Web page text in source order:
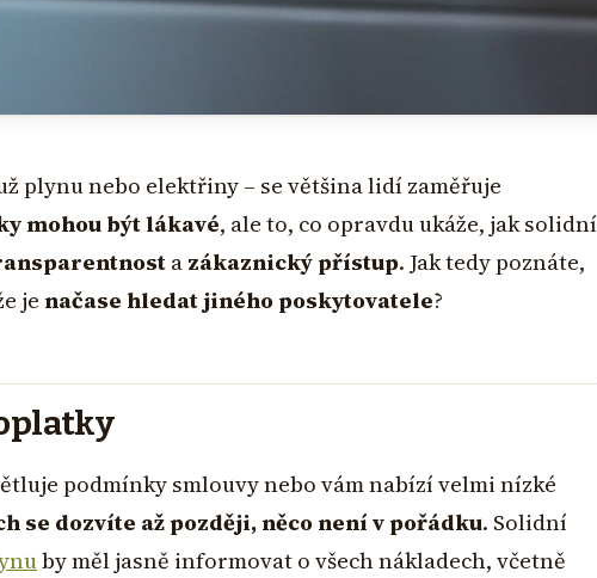
plynu nebo elektřiny – se většina lidí zaměřuje
mohou být lákavé, ale to, co opravdu ukáže, jak solidní
a zákaznický přístup. Jak tedy poznáte,
je načase hledat jiného poskytovatele?
podmínky smlouvy nebo vám nabízí velmi nízké
se dozvíte až později, něco není v pořádku. Solidní
by měl jasně informovat o všech nákladech, včetně